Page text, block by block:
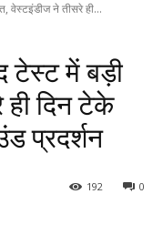
वेस्टइंडीज ने तीसरे ही...
टेस्ट में बड़ी
दिन टेके
प्रदर्शन
0
192